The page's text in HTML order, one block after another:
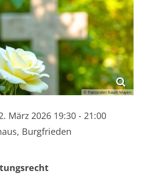
© Pastoraler Raum Mayen
März 2026 19:30 - 21:00
Burgfrieden